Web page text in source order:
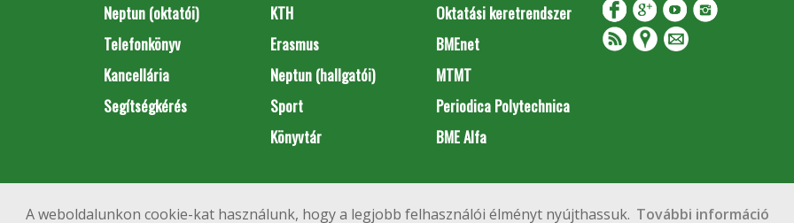
A weboldalunkon cookie-kat használunk, hogy a legjobb felhasználói élményt nyújthassuk. További információ
Neptun (oktatói)
Telefonkönyv
Kancellária
Segítségkérés
KTH
Erasmus
Neptun (hallgatói)
Sport
Könyvtár
Oktatási keretrendszer
BMEnet
MTMT
Periodica Polytechnica
BME Alfa
Impresszum
Copyright © 2020 BME Építőmérnöki Kar